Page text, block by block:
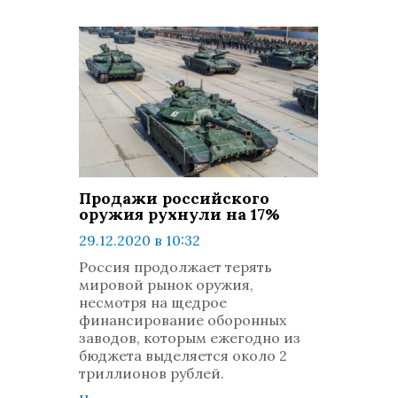
Продажи российского
оружия рухнули на 17%
29.12.2020 в 10:32
комментариев: 0
Россия продолжает терять
мировой рынок оружия,
несмотря на щедрое
финансирование оборонных
заводов, которым ежегодно из
бюджета выделяется около 2
триллионов рублей.